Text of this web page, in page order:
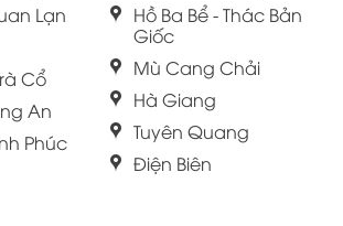
Lạn
Cổ
An
Phúc
Hồ Ba Bể - Thác Bản
Giốc
Mù Cang Chải
Hà Giang
Tuyên Quang
Điện Biên